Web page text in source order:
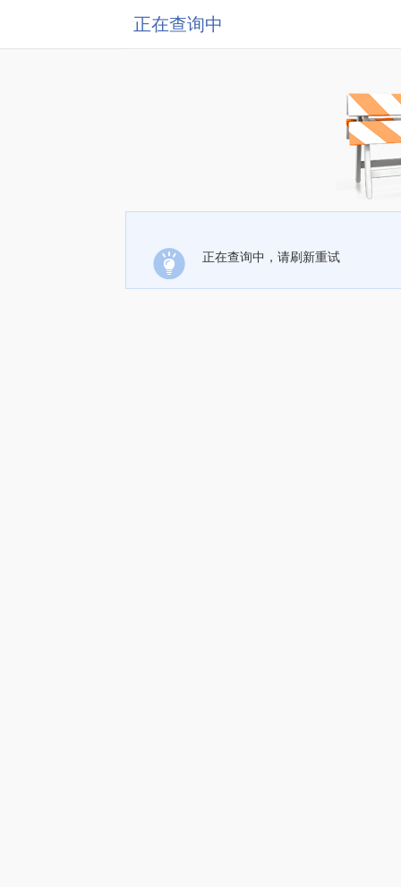
正在查询中
正在查询中，请刷新重试